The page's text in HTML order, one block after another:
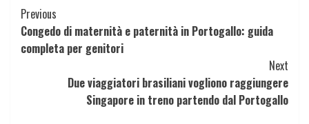
Continue
Reading
Previous
Congedo di maternità e paternità in Portogallo: guida
completa per genitori
Next
Due viaggiatori brasiliani vogliono raggiungere
Singapore in treno partendo dal Portogallo